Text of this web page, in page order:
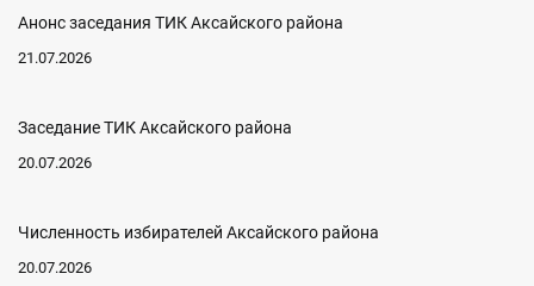
Анонс заседания ТИК Аксайского района
21.07.2026
Заседание ТИК Аксайского района
20.07.2026
Численность избирателей Аксайского района
20.07.2026